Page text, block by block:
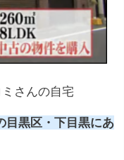
ミさんの自宅
目黒区・下目黒にあ